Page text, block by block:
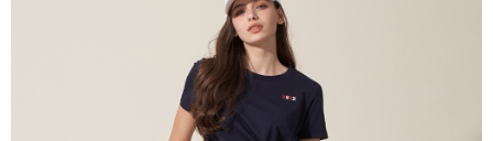
每筆NT$60，滿NT$1,500(含以上)免運費
每筆NT$60，滿NT$1,500(含以上)免運費